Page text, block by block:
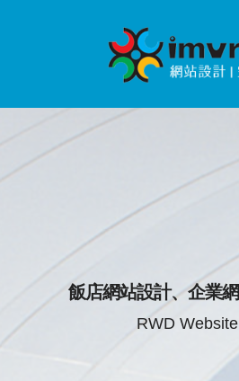
飯店網站設計、企業
RWD